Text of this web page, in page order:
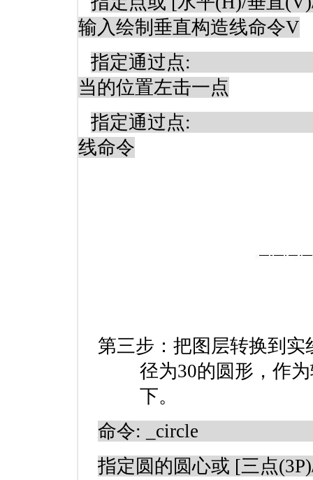
输入绘制垂直构造线命令V
指定通过点:
当的位置左击一点
指定通过点:
线命令
第三步：把图层转换到
径为30的圆形，作
下。
命令: _circle
指定圆的圆心或 [三点